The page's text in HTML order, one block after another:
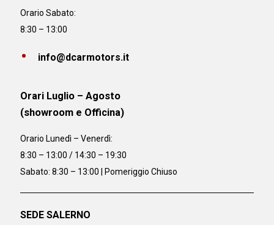
Orario Sabato:
8:30 – 13:00
info@dcarmotors.it
Orari Luglio – Agosto
(showroom e Officina)
Orario Lunedì – Venerdì:
8:30 – 13:00 / 14:30 – 19:30
Sabato: 8:30 – 13:00 | Pomeriggio Chiuso
SEDE SALERNO